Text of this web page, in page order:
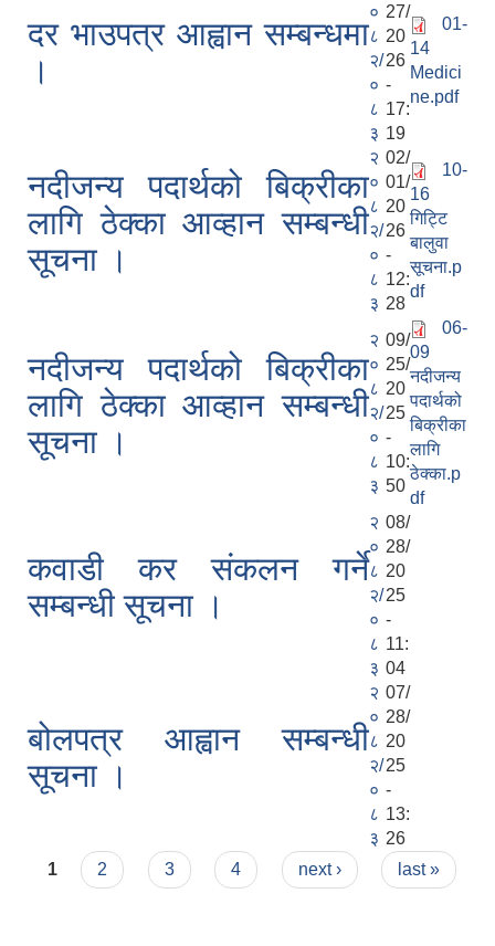
दर भाउपत्र आह्वान सम्बन्धमा
।
०
८
२/
०
८
३
27/
20
26
-
17:
19
01-
14
Medici
ne.pdf
नदीजन्य पदार्थको बिक्रीका
लागि ठेक्का आव्हान सम्बन्धी
सूचना ।
२
०
८
२/
०
८
३
02/
01/
20
26
-
12:
28
10-
16
गिट्टि
बालुवा
सूचना.p
df
नदीजन्य पदार्थको बिक्रीका
लागि ठेक्का आव्हान सम्बन्धी
सूचना ।
२
०
८
२/
०
८
३
09/
25/
20
25
-
10:
50
06-
09
नदीजन्य
पदार्थको
बिक्रीका
लागि
ठेक्का.p
df
कवाडी कर संकलन गर्ने
सम्बन्धी सूचना ।
२
०
८
२/
०
८
३
08/
28/
20
25
-
11:
04
बोलपत्र आह्वान सम्बन्धी
सूचना ।
२
०
८
२/
०
८
३
07/
28/
20
25
-
13:
26
Pages
1 2 3 4 next › last »